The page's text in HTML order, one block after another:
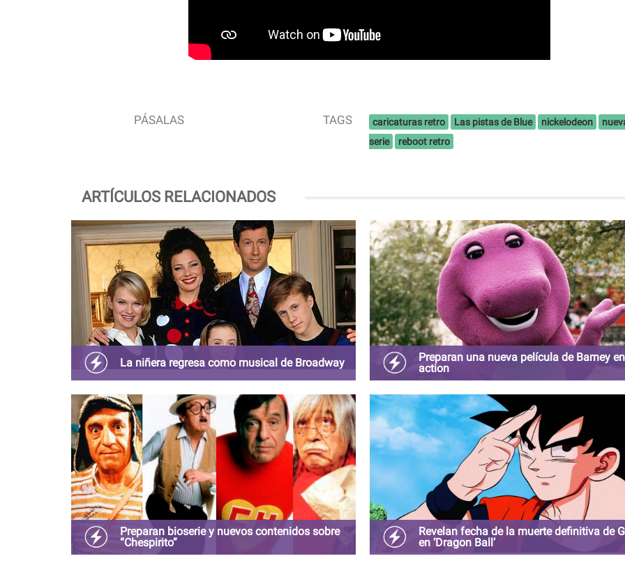
PÁSALAS TAGS caricaturas retro Las pistas de Blue nickelodeon
serie
reboot retro
ARTÍCULOS RELACIONADOS
La niñera regresa como musical de Broadway
un musical con Fran Drescher como escritora.
Preparan una nueva película de Barney
action
somos una familia feliz”.
Preparan bioserie y nuevos contenidos sobre
“Chespirito”
Revelan fecha de la muerte definitiva de
en ‘Dragon Ball’